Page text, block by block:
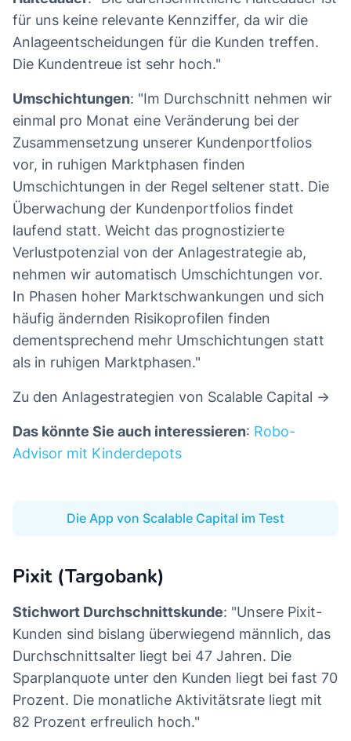
für uns keine relevante Kennziffer, da wir die
Anlageentscheidungen für die Kunden treffen.
Die Kundentreue ist sehr hoch."
Umschichtungen: "Im Durchschnitt nehmen wir
einmal pro Monat eine Veränderung bei der
Zusammensetzung unserer Kundenportfolios
vor, in ruhigen Marktphasen finden
Umschichtungen in der Regel seltener statt. Die
Überwachung der Kundenportfolios findet
laufend statt. Weicht das prognostizierte
Verlustpotenzial von der Anlagestrategie ab,
nehmen wir automatisch Umschichtungen vor.
In Phasen hoher Marktschwankungen und sich
häufig ändernden Risikoprofilen finden
dementsprechend mehr Umschichtungen statt
als in ruhigen Marktphasen."
Zu den Anlagestrategien von Scalable Capital →
Das könnte Sie auch interessieren: Robo-
Advisor mit Kinderdepots
Die App von Scalable Capital im Test
Pixit (Targobank)
Stichwort Durchschnittskunde: "Unsere Pixit-
Kunden sind bislang überwiegend männlich, das
Durchschnittsalter liegt bei 47 Jahren. Die
Sparplanquote unter den Kunden liegt bei fast 70
Prozent. Die monatliche Aktivitätsrate liegt mit
82 Prozent erfreulich hoch."